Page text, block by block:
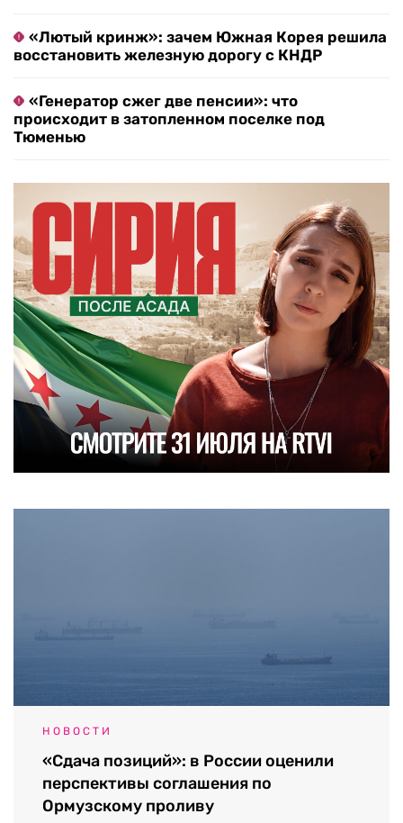
«Лютый кринж»: зачем Южная Корея решила
восстановить железную дорогу с КНДР
«Генератор сжег две пенсии»: что
происходит в затопленном поселке под
Тюменью
НОВОСТИ
«Сдача позиций»: в России оценили
перспективы соглашения по
Ормузскому проливу